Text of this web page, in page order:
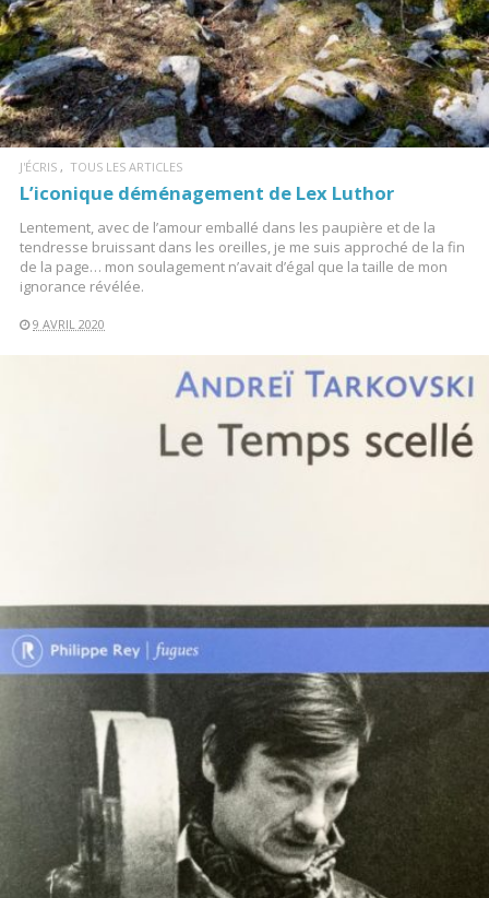
J'ÉCRIS TOUS LES ARTICLES
L’iconique déménagement de Lex Luthor
Lentement, avec de l’amour emballé dans les paupière et de la
tendresse bruissant dans les oreilles, je me suis approché de la fin
de la page… mon soulagement n’avait d’égal que la taille de mon
ignorance révélée.
9 AVRIL 2020
LIRE LA SUITE